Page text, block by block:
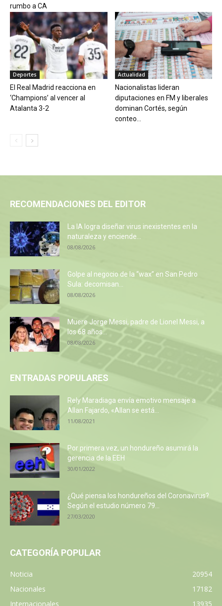
rumbo a CA
Deportes
El Real Madrid reacciona en
‘Champions’ al vencer al
Atalanta 3-2
Actualidad
Nacionalistas lideran
diputaciones en FM y liberales
dominan Cortés, según
conteo...
RECOMENDACIONES DEL EDITOR
La IA logra diseñar virus inexistentes en la
naturaleza y enciende...
08/08/2026
Golpe al negocio de la “wax” en San Pedro
Sula: decomisan...
08/08/2026
Muere Jorge Messi, padre de Lionel Messi, a
los 68 años...
08/08/2026
ENTRADAS POPULARES
Rely Maradiaga envía emotivo mensaje a
Allan Fajardo, «Allan se está...
11/08/2021
Por primera vez, un hondureño asumirá la
gerencia de la EEH
30/01/2022
¿Qué piensa los hondureños del Coronavirus?
Según el estudio número 79...
27/03/2020
CATEGORÍA POPULAR
Noticia
20954
Nacionales
17182
Internacionales
13935